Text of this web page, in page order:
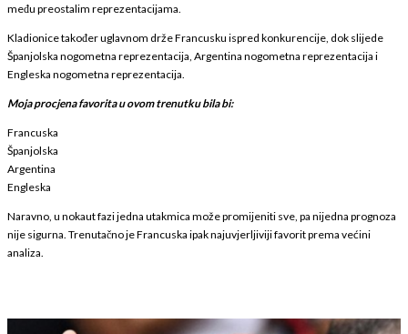
među preostalim reprezentacijama.
Kladionice također uglavnom drže Francusku ispred konkurencije, dok slijede
Španjolska nogometna reprezentacija, Argentina nogometna reprezentacija i
Engleska nogometna reprezentacija.
Moja procjena favorita u ovom trenutku bila bi:
Francuska
Španjolska
Argentina
Engleska
Naravno, u nokaut fazi jedna utakmica može promijeniti sve, pa nijedna prognoza
nije sigurna. Trenutačno je Francuska ipak najuvjerljiviji favorit prema većini
analiza.